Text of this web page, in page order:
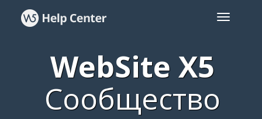
WebSite X5
Сообщество